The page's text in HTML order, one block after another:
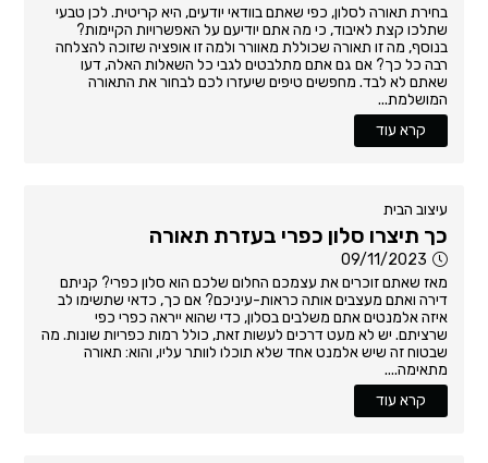
בחירת תאורה לסלון, כפי שאתם בוודאי יודעים, היא קריטית. לכן טבעי
שתלכו קצת לאיבוד, כי מה אתם יודיעם על האפשרויות הקיימות?
בנוסף, מה זו תאורה שכוללת מאוורר ולמה זו אופציה שזוכה להצלחה
רבה כל כך? אם גם אתם מתלבטים לגבי כל השאלות האלה, דעו
שאתם לא לבד. מחפשים טיפים שיעזרו לכם לבחור את התאורה
המושלמת...
קרא עוד
עיצוב הבית
כך תיצרו סלון כפרי בעזרת תאורה
09/11/2023
מאז שאתם זוכרים את עצמכם החלום שלכם הוא סלון כפרי? קניתם
דירה ואתם מעצבים אותה כראות-עיניכם? אם כך, כדאי שתשימו לב
איזה אלמנטים אתם משלבים בסלון, כדי שהוא ייראה כפרי כפי
שרציתם. יש לא מעט דרכים לעשות זאת, כולל רמות כפריות שונות. מה
שבטוח זה שיש אלמנט אחד שלא תוכלו לוותר עליו, והוא: תאורה
מתאימה....
קרא עוד